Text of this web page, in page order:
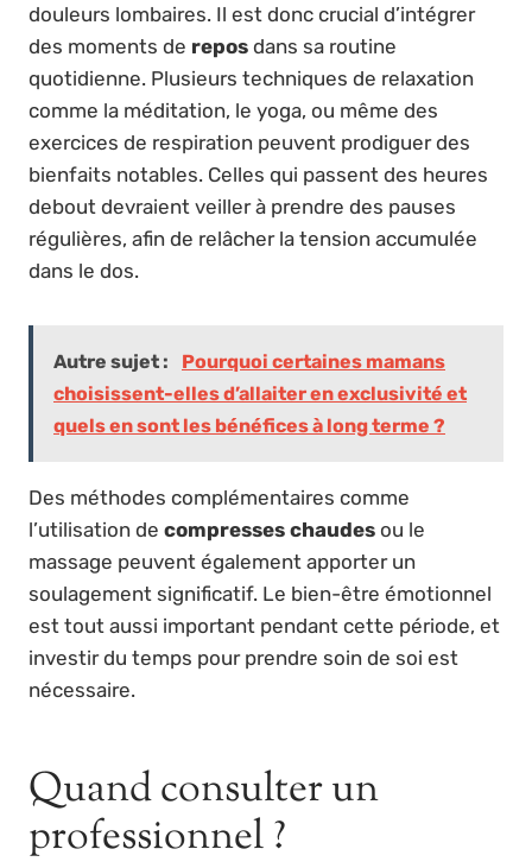
douleurs lombaires. Il est donc crucial d’intégrer
des moments de repos dans sa routine
quotidienne. Plusieurs techniques de relaxation
comme la méditation, le yoga, ou même des
exercices de respiration peuvent prodiguer des
bienfaits notables. Celles qui passent des heures
debout devraient veiller à prendre des pauses
régulières, afin de relâcher la tension accumulée
dans le dos.
Autre sujet :
Pourquoi certaines mamans
choisissent-elles d’allaiter en exclusivité et
quels en sont les bénéfices à long terme ?
Des méthodes complémentaires comme
l’utilisation de compresses chaudes ou le
massage peuvent également apporter un
soulagement significatif. Le bien-être émotionnel
est tout aussi important pendant cette période, et
investir du temps pour prendre soin de soi est
nécessaire.
Quand consulter un
professionnel ?